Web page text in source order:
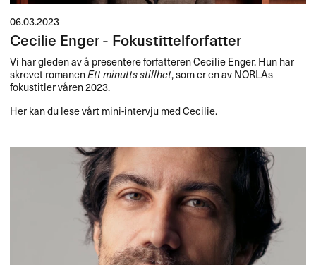
06.03.2023
Cecilie Enger - Fokustittelforfatter
Vi har gleden av å presentere forfatteren Cecilie Enger. Hun har
skrevet romanenEtt minutts stillhet, som er en av NORLAs
fokustitler våren 2023.
Her kan du lese vårt mini-intervju med Cecilie.